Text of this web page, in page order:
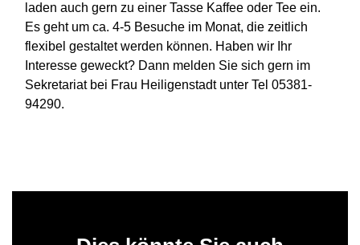
laden auch gern zu einer Tasse Kaffee oder Tee ein.
Es geht um ca. 4-5 Besuche im Monat, die zeitlich
flexibel gestaltet werden können. Haben wir Ihr
Interesse geweckt? Dann melden Sie sich gern im
Sekretariat bei Frau Heiligenstadt unter Tel 05381-
94290.